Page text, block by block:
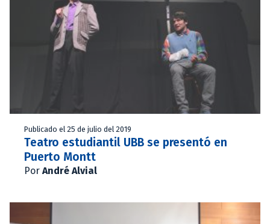
Publicado el 25 de julio del 2019
Teatro estudiantil UBB se presentó en
Puerto Montt
Por André Alvial